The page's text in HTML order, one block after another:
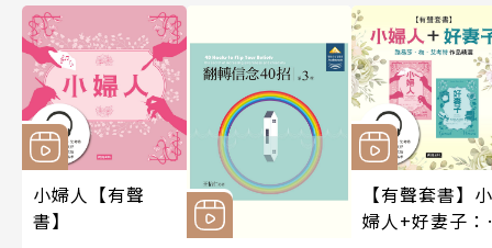
小婦人【有聲
書】
【有聲套書】小
婦人+好妻子：